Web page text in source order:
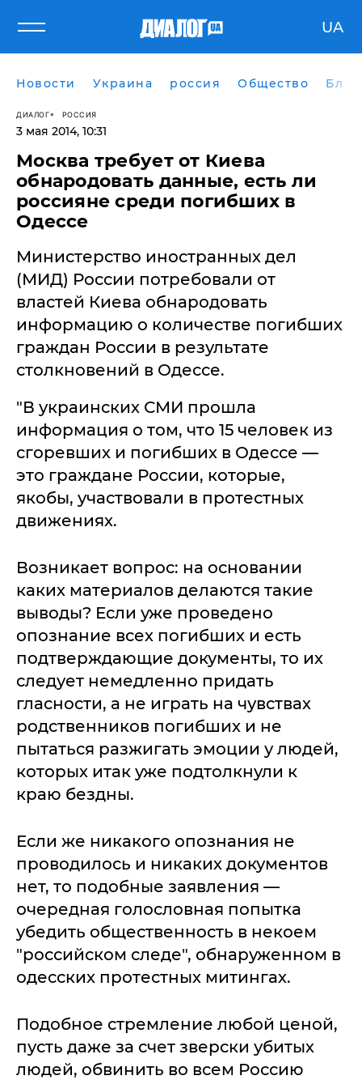
UA
Новости Украина россия Общество
ДИАЛОГ РОССИЯ
3 мая 2014, 10:31
Москва требует от Киева
обнародовать данные, есть ли
россияне среди погибших в
Одессе
Министерство иностранных дел
(МИД) России потребовали от
властей Киева обнародовать
информацию о количестве погибших
граждан России в результате
столкновений в Одессе.
"В украинских СМИ прошла
информация о том, что 15 человек из
сгоревших и погибших в Одессе —
это граждане России, которые,
якобы, участвовали в протестных
движениях.
Возникает вопрос: на основании
каких материалов делаются такие
выводы? Если уже проведено
опознание всех погибших и есть
подтверждающие документы, то их
следует немедленно придать
гласности, а не играть на чувствах
родственников погибших и не
пытаться разжигать эмоции у людей,
которых итак уже подтолкнули к
краю бездны.
Если же никакого опознания не
проводилось и никаких документов
нет, то подобные заявления —
очередная голословная попытка
убедить общественность в некоем
"российском следе", обнаруженном в
одесских протестных митингах.
Подобное стремление любой ценой,
пусть даже за счет зверски убитых
людей, обвинить во всем Россию